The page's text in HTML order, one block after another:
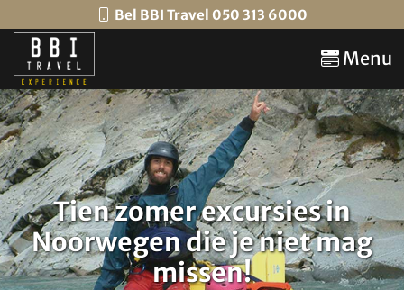
Bel BBI Travel 050 313 6000
Menu
Tien zomer excursies in
Noorwegen die je niet mag
missen!